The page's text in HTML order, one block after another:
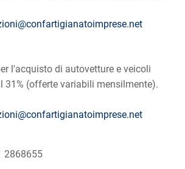
l'acquisto di autovetture e veicoli
(offerte variabili mensilmente).
2868655